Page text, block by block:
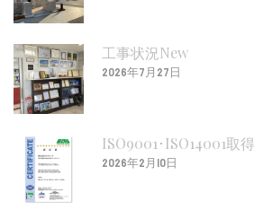
工事状況New
2026年7月27日
ISO9001･ISO14001取得
2026年2月10日